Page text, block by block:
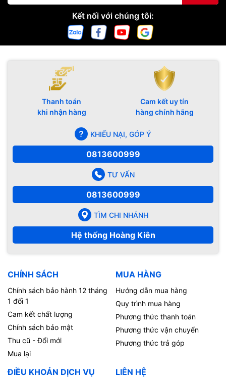
Kết nối với chúng tôi:
Thanh toán
khi nhận hàng
Cam kết uy tín
hàng chính hãng
KHIẾU NẠI, GÓP Ý
0813600999
TƯ VẤN
0813600999
TÌM CHI NHÁNH
Hệ thống Hoàng Kiên
CHÍNH SÁCH
Chính sách bảo hành 12 tháng
1 đổi 1
Cam kết chất lượng
Chính sách bảo mật
Thu cũ - Đổi mới
Mua lại
MUA HÀNG
Hướng dẫn mua hàng
Quy trình mua hàng
Phương thức thanh toán
Phương thức vận chuyển
Phương thức trả góp
ĐIỀU KHOẢN DỊCH VỤ LIÊN HỆ